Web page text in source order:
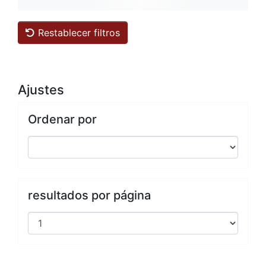
Restablecer filtros
Ajustes
Ordenar por
resultados por página